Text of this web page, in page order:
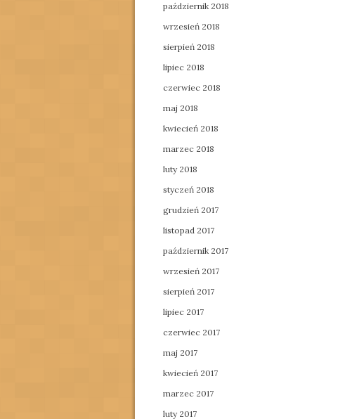
październik 2018
wrzesień 2018
sierpień 2018
lipiec 2018
czerwiec 2018
maj 2018
kwiecień 2018
marzec 2018
luty 2018
styczeń 2018
grudzień 2017
listopad 2017
październik 2017
wrzesień 2017
sierpień 2017
lipiec 2017
czerwiec 2017
maj 2017
kwiecień 2017
marzec 2017
luty 2017